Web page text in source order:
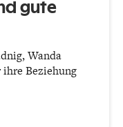
gute
Wanda
ihre Beziehung